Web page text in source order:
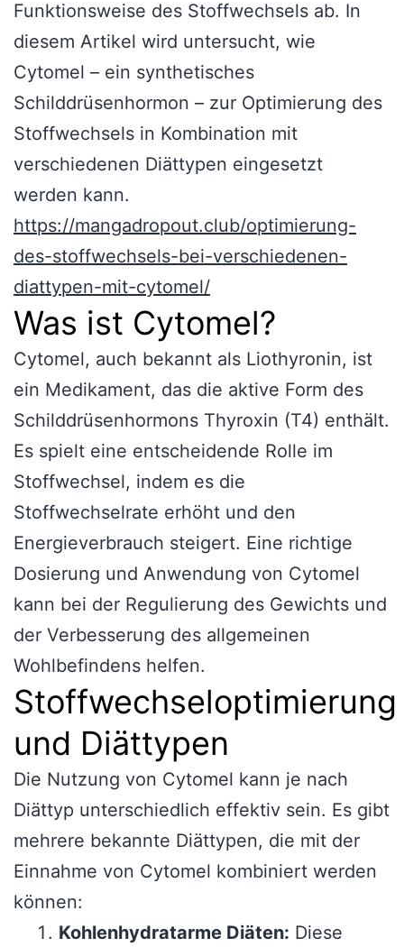
Funktionsweise des Stoffwechsels ab. In
diesem Artikel wird untersucht, wie
Cytomel – ein synthetisches
Schilddrüsenhormon – zur Optimierung des
Stoffwechsels in Kombination mit
verschiedenen Diättypen eingesetzt
werden kann.
https://mangadropout.club/optimierung-
des-stoffwechsels-bei-verschiedenen-
diattypen-mit-cytomel/
Was ist Cytomel?
Cytomel, auch bekannt als Liothyronin, ist
ein Medikament, das die aktive Form des
Schilddrüsenhormons Thyroxin (T4) enthält.
Es spielt eine entscheidende Rolle im
Stoffwechsel, indem es die
Stoffwechselrate erhöht und den
Energieverbrauch steigert. Eine richtige
Dosierung und Anwendung von Cytomel
kann bei der Regulierung des Gewichts und
der Verbesserung des allgemeinen
Wohlbefindens helfen.
Stoffwechseloptimierung
und Diättypen
Die Nutzung von Cytomel kann je nach
Diättyp unterschiedlich effektiv sein. Es gibt
mehrere bekannte Diättypen, die mit der
Einnahme von Cytomel kombiniert werden
können:
Kohlenhydratarme Diäten: Diese